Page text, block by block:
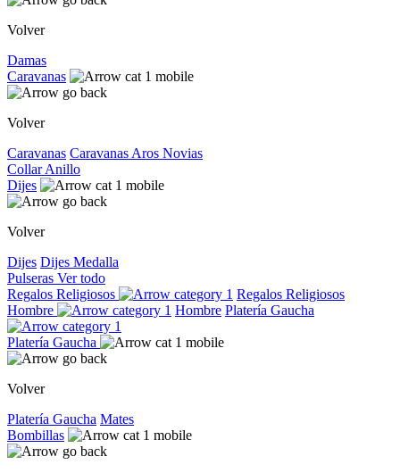
Volver
Damas
Caravanas
Volver
Caravanas Caravanas Aros Novias
CollarAnillo
Dijes
Volver
Dijes Dijes Medalla
Pulseras Ver todo
Regalos Religiosos
Regalos Religiosos
Hombre
Hombre Platería Gaucha
Platería Gaucha
Volver
Platería Gaucha Mates
Bombillas